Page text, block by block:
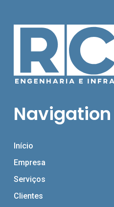
Navigation
Início
Empresa
Serviços
Clientes